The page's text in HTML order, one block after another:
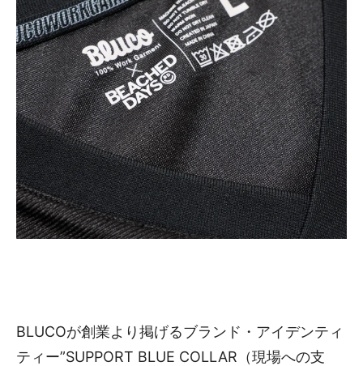
BLUCOが創業より掲げるブランド・アイデンティ
ティー”SUPPORT BLUE COLLAR（現場への支